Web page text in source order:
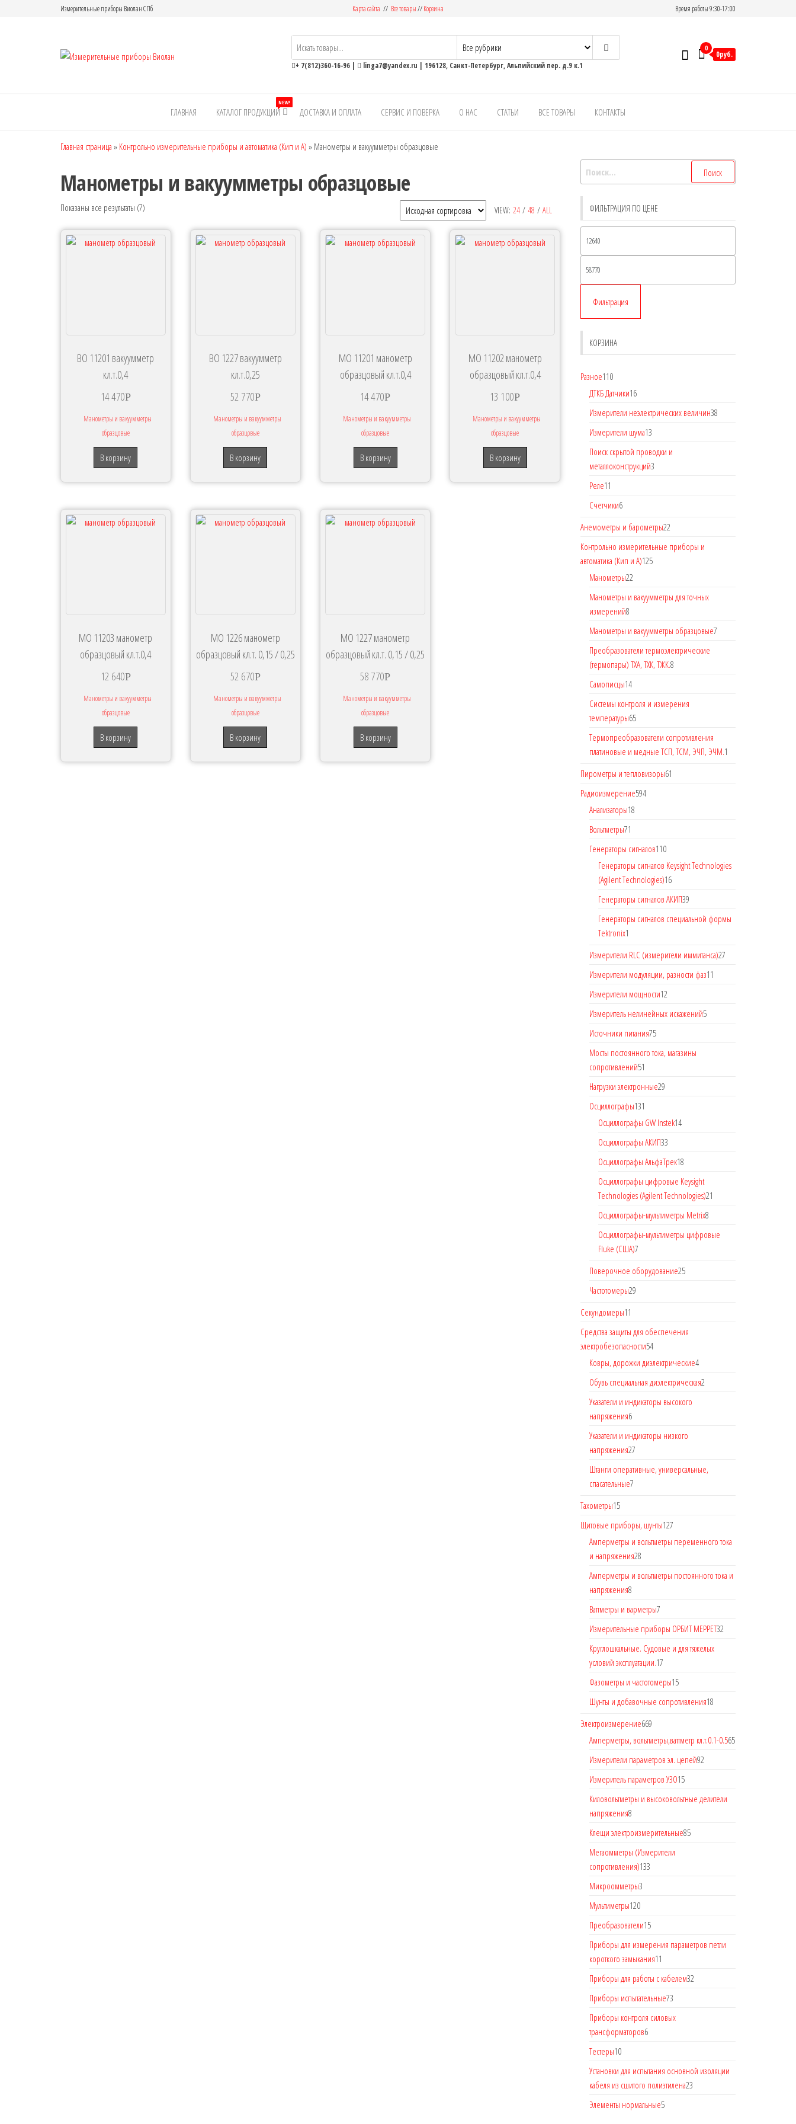
Измерительные приборы Виолан СПб Карта сайта // Все товары//Корзина Время работы 9:30-17:00
Измерительные
Виолан
+ 7(812)360-16-96 | linga7@yandex.ru | 196128, Санкт-Петербург, Альпийский пер. д.9 к.1
0
0руб.
ГЛАВНАЯ КАТАЛОГ ПРОДУКЦИИ
NEW!
ДОСТАВКА И ОПЛАТА СЕРВИС И ПОВЕРКА О НАС СТАТЬИ ВСЕ ТОВАРЫ КОНТАКТЫ
Главная страница » Контрольно измерительные приборы и автоматика (Кип и А) » Манометры и вакуумметры образцовые
Манометры и вакуумметры образцовые
VIEW: 24 / 48 / ALL
Показаны все результаты (7)
ВО 11201 вакуумметр
кл.т.0,4
14 470Р
Манометры и вакуумметры
образцовые
В корзину
ВО 1227 вакуумметр
кл.т.0,25
52 770Р
Манометры и вакуумметры
образцовые
В корзину
МО 11201 манометр
образцовый кл.т.0,4
14 470Р
Манометры и вакуумметры
образцовые
В корзину
МО 11202 манометр
образцовый кл.т.0,4
13 100Р
Манометры и вакуумметры
образцовые
В корзину
МО 11203 манометр
образцовый кл.т.0,4
12 640Р
Манометры и вакуумметры
образцовые
В корзину
МО 1226 манометр
образцовый кл.т. 0,15 / 0,25
52 670Р
Манометры и вакуумметры
образцовые
В корзину
МО 1227 манометр
образцовый кл.т. 0,15 / 0,25
58 770Р
Манометры и вакуумметры
образцовые
В корзину
ФИЛЬТРАЦИЯ ПО ЦЕНЕ
Фильтрация
КОРЗИНА
Разное110
ДТКБ Датчики16
Измерители неэлектрических величин38
Измерители шума13
Поиск скрытой проводки и
металлоконструкций3
Реле11
Счетчики6
Анемометры и барометры22
Контрольно измерительные приборы и
автоматика (Кип и А)125
Манометры22
Манометры и вакуумметры для точных
измерений8
Манометры и вакуумметры образцовые7
Преобразователи термоэлектрические
(термопары) ТХА, ТХК, ТЖК.8
Самописцы14
Системы контроля и измерения
температуры65
Термопреобразователи сопротивления
платиновые и медные ТСП, ТСМ, ЭЧП, ЭЧМ.1
Пирометры и тепловизоры61
Радиоизмерение594
Анализаторы18
Вольтметры71
Генераторы сигналов110
Генераторы сигналов Keysight Technologies
(Agilent Technologies)16
Генераторы сигналов АКИП39
Генераторы сигналов специальной формы
Tektronix1
Измерители RLC (измерители иммитанса)27
Измерители модуляции, разности фаз11
Измерители мощности12
Измеритель нелинейных искажений5
Источники питания75
Мосты постоянного тока, магазины
сопротивлений51
Нагрузки электронные29
Осциллографы131
Осциллографы GW Instek14
Осциллографы АКИП33
Осциллографы АльфаТрек18
Осциллографы цифровые Keysight
Technologies (Agilent Technologies)21
Осциллографы-мультиметры Metrix8
Осциллографы-мультиметры цифровые
Fluke (США)7
Поверочное оборудование25
Частотомеры29
Секундомеры11
Средства защиты для обеспечения
электробезопасности54
Ковры, дорожки диэлектрические4
Обувь специальная диэлектрическая2
Указатели и индикаторы высокого
напряжения6
Указатели и индикаторы низкого
напряжения27
Штанги оперативные, универсальные,
спасательные7
Тахометры15
Щитовые приборы, шунты127
Амперметры и вольтметры переменного тока
и напряжения28
Амперметры и вольтметры постоянного тока и
напряжения8
Ваттметры и варметры7
Измерительные приборы ОРБИТ МЕРРЕТ32
Круглошкальные. Судовые и для тяжелых
условий эксплуатации.17
Фазометры и частотомеры15
Шунты и добавочные сопротивления18
Электроизмерение669
Амперметры, вольтметры,ваттметр кл.т.0.1-0.565
Измерители параметров эл. цепей92
Измеритель параметров УЗО15
Киловольтметры и высоковольтные делители
напряжения8
Клещи электроизмерительные85
Мегаомметры (Измерители
сопротивления)133
Микроомметры3
Мультиметры120
Преобразователи15
Приборы для измерения параметров петли
короткого замыкания11
Приборы для работы с кабелем32
Приборы испытательные73
Приборы контроля силовых
трансформаторов6
Тестеры10
Установки для испытания основной изоляции
кабеля из сшитого полиэтилена23
Элементы нормальные5